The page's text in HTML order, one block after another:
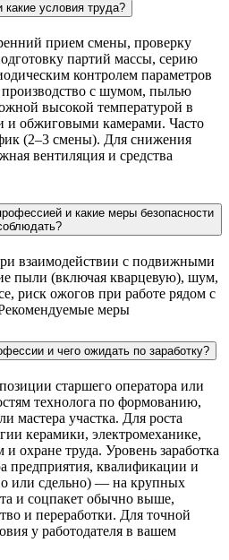
какие условия труда?
прием смены, проверку
партий массы, серию
контролем параметров
производство с шумом, пылью
высокой температурой в
и обжиговыми камерами. Часто
(2–3 смены). Для снижения
вентиляция и средства
и какие меры безопасности
взаимодействии с подвижными
пыли (включая кварцевую), шум,
риск ожогов при работе рядом с
меры
и чего ожидать по заработку?
старшего оператора или
технолога по формованию,
мастера участка. Для роста
керамики, электромеханике,
охране труда. Уровень заработка
предприятия, квалификации и
или сдельно) — на крупных
и соцпакет обычно выше,
и переработки. Для точной
у работодателя в вашем